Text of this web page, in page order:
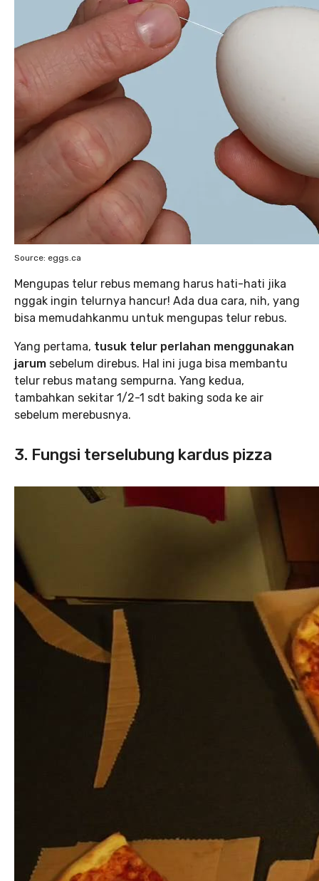
Source: eggs.ca
Mengupas telur rebus memang harus hati-hati jika
nggak ingin telurnya hancur! Ada dua cara, nih, yang
bisa memudahkanmu untuk mengupas telur rebus.
Yang pertama, tusuk telur perlahan menggunakan
jarum sebelum direbus. Hal ini juga bisa membantu
telur rebus matang sempurna. Yang kedua,
tambahkan sekitar 1/2-1 sdt baking soda ke air
sebelum merebusnya.
3. Fungsi terselubung kardus pizza